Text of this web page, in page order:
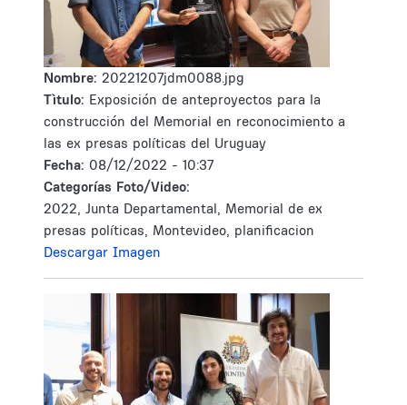
Nombre: 20221207jdm0088.jpg
Tìtulo: Exposición de anteproyectos para la
construcción del Memorial en reconocimiento a
las ex presas políticas del Uruguay
Fecha: 08/12/2022 - 10:37
Categorías Foto/Video:
2022, Junta Departamental, Memorial de ex
presas políticas, Montevideo, planificacion
Descargar Imagen